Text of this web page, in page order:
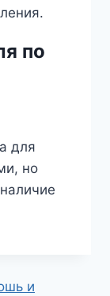
по
для
но
и